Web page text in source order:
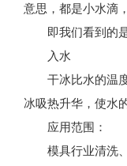
意思，都是小水滴
即我们看到的是
入水
干冰比水的温度
冰吸热升华，使水
应用范围：
模具行业清洗、